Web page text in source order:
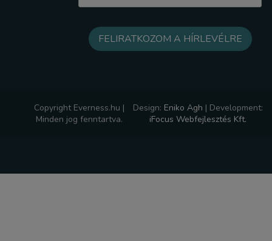
Copyright Everness.hu |
Minden jog fenntartva.
Design: Eniko Agh | Development:
iFocus Webfejlesztés Kft.